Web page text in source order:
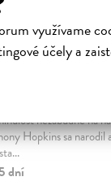
využívame
účely a
sme to,
nezabudne na
Hopkins sa narodil
dní